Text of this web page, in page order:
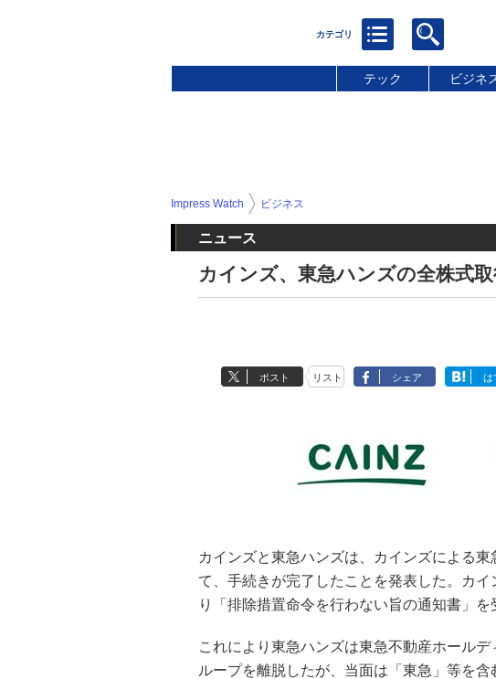
テック ビジネ
Impress Watch ビジネス
ニュース
カインズ、東急ハンズの全株式取
ポスト リスト シェア は
カインズと東急ハンズは、カインズによる
て、手続きが完了したことを発表した。カ
り「排除措置命令を行わない旨の通知書」を
これにより東急ハンズは東急不動産ホール
ループを離脱したが、当面は「東急」等を